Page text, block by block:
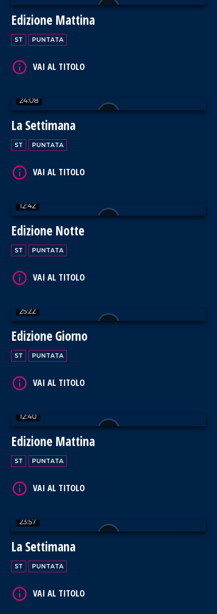
Edizione Mattina
ST PUNTATA
24:08
La Settimana
ST PUNTATA
12:42
Edizione Notte
ST PUNTATA
25:22
Edizione Giorno
ST PUNTATA
12:40
Edizione Mattina
ST PUNTATA
23:57
La Settimana
ST PUNTATA
VAI AL TITOLO
VAI AL TITOLO
VAI AL TITOLO
VAI AL TITOLO